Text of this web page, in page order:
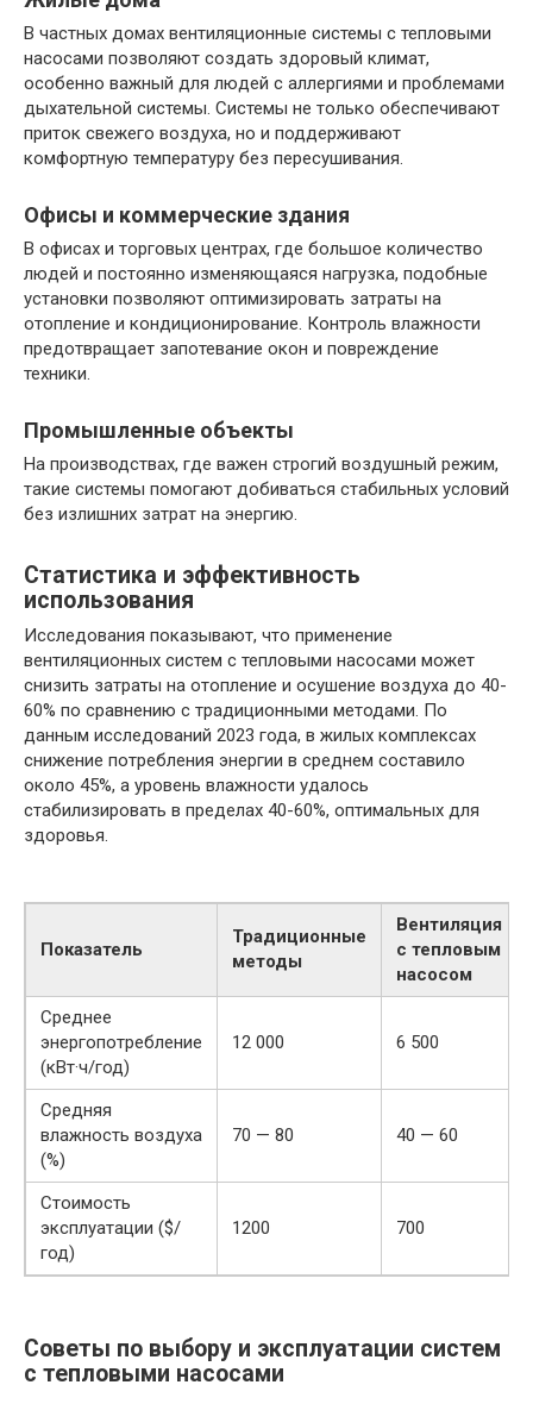
В частных домах вентиляционные системы с тепловыми
насосами позволяют создать здоровый климат,
особенно важный для людей с аллергиями и проблемами
дыхательной системы. Системы не только обеспечивают
приток свежего воздуха, но и поддерживают
комфортную температуру без пересушивания.
Офисы и коммерческие здания
В офисах и торговых центрах, где большое количество
людей и постоянно изменяющаяся нагрузка, подобные
установки позволяют оптимизировать затраты на
отопление и кондиционирование. Контроль влажности
предотвращает запотевание окон и повреждение
техники.
Промышленные объекты
На производствах, где важен строгий воздушный режим,
такие системы помогают добиваться стабильных условий
без излишних затрат на энергию.
Статистика и эффективность
использования
Исследования показывают, что применение
вентиляционных систем с тепловыми насосами может
снизить затраты на отопление и осушение воздуха до 40-
60% по сравнению с традиционными методами. По
данным исследований 2023 года, в жилых комплексах
снижение потребления энергии в среднем составило
около 45%, а уровень влажности удалось
стабилизировать в пределах 40-60%, оптимальных для
здоровья.
Показатель
Традиционные
методы
Вентиляция
с тепловым
насосом
Среднее
энергопотребление
(кВт·ч/год)
12 000 6 500
Средняя
влажность воздуха
(%)
70 — 80 40 — 60
Стоимость
эксплуатации ($/
год)
1200 700
Советы по выбору и эксплуатации систем
с тепловыми насосами